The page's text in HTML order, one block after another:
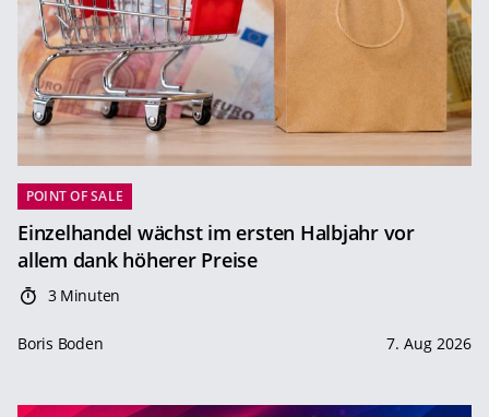
POINT OF SALE
Einzelhandel wächst im ersten Halbjahr vor
allem dank höherer Preise
3 Minuten
Boris Boden 7. Aug 2026